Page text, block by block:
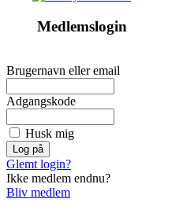
Medlemslogin
Brugernavn eller email
Adgangskode
Husk mig
Glemt login?
Ikke medlem endnu?
Bliv medlem